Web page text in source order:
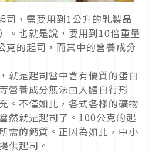
司，需要用到1公升的乳製品
。也就是說，要用到10倍重量
克的起司，而其中的營養成分
就是起司當中含有優質的蛋白
營養成分無法由人體自行形
。不僅如此，各式各樣的礦物
然就是起司了。100公克的起
需的鈣質。正因為如此，中小
供起司。